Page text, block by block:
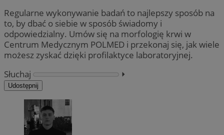
Regularne wykonywanie badań to najlepszy sposób na
to, by dbać o siebie w sposób świadomy i
odpowiedzialny. Umów się na morfologię krwi w
Centrum Medycznym POLMED i przekonaj się, jak wiele
możesz zyskać dzięki profilaktyce laboratoryjnej.
Słuchaj
⏵︎
Udostępnij